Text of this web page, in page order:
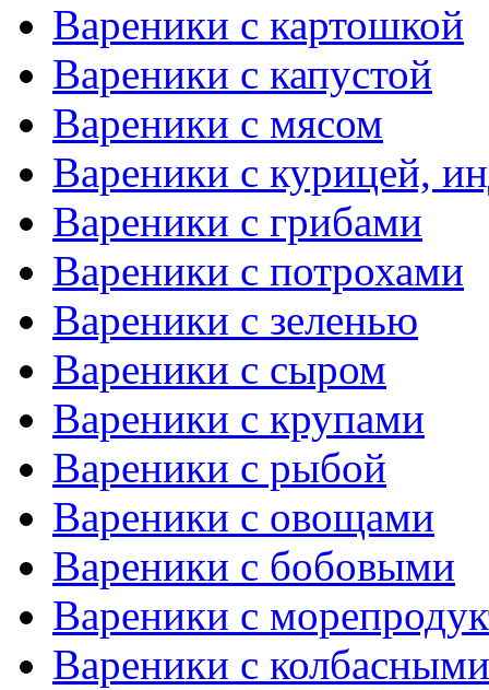
Вареники с картошкой
Вареники с капустой
Вареники с мясом
Вареники с курицей,
Вареники с грибами
Вареники с потрохами
Вареники с зеленью
Вареники с сыром
Вареники с крупами
Вареники с рыбой
Вареники с овощами
Вареники с бобовыми
Вареники с
Вареники с